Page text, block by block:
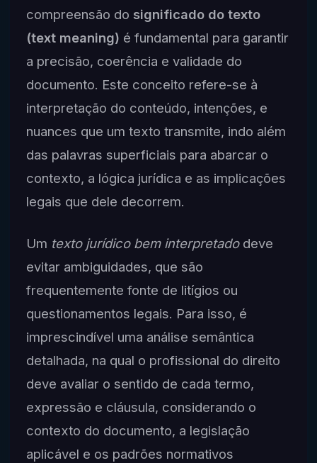
compreensão do significado do texto
(text meaning) é fundamental para garantir
a precisão, coerência e validade do
documento. Este conceito refere-se à
interpretação do conteúdo, intenções, e
nuances que um texto transmite, indo além
das palavras superficiais para abarcar o
contexto, a lógica jurídica e as implicações
legais que dele decorrem.
Um texto jurídico bem interpretadodeve
evitar ambiguidades, que são
frequentemente fonte de litígios ou
questionamentos legais. Para isso, é
imprescindível uma análise semântica
detalhada, na qual o profissional do direito
deve avaliar o sentido de cada termo,
expressão e cláusula, considerando o
contexto do documento, a legislação
aplicável e os padrões normativos